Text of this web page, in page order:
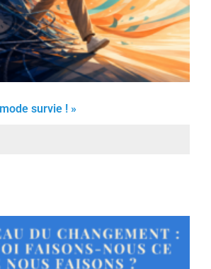
survie ! »